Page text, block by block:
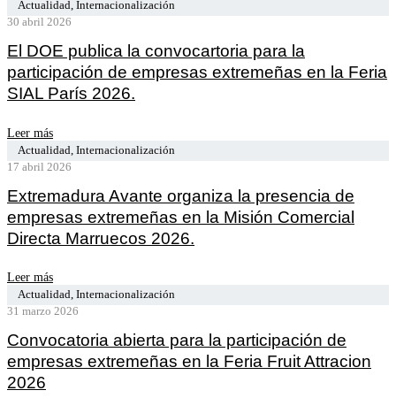
Actualidad, Internacionalización
30 abril 2026
El DOE publica la convocartoria para la
participación de empresas extremeñas en la Feria
SIAL París 2026.
Leer más
Actualidad Internacionalización
17 abril 2026
Extremadura Avante organiza la presencia de
empresas extremeñas en la Misión Comercial
Directa Marruecos 2026.
Leer más
Actualidad, Internacionalización
31 marzo 2026
Convocatoria abierta para la participación de
empresas extremeñas en la Feria Fruit Attracion
2026